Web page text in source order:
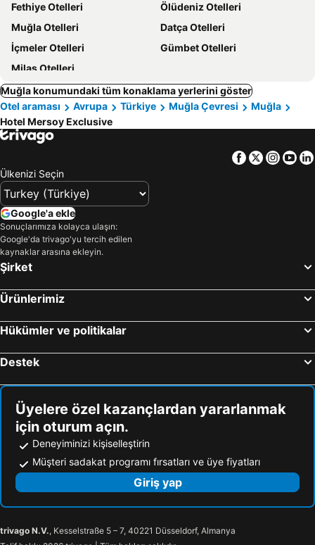
Fethiye Otelleri
Ölüdeniz Otelleri
Muğla Otelleri
Datça Otelleri
İçmeler Otelleri
Gümbet Otelleri
Milas Otelleri
Muğla konumundaki tüm konaklama yerlerini göster
Otel araması
Avrupa Türkiye Muğla Çevresi
Muğla
Hotel Mersoy Exclusive
Facebook
Twitter
Ülkenizi Seçin
Google'a ekle
Sonuçlarımıza kolayca ulaşın:
Google'da trivago'yu tercih edilen
kaynaklar arasına ekleyin.
Şirket
Ürünlerimiz
Hükümler ve politikalar
Destek
Üyelere özel kazançlardan yararlanmak
için oturum açın.
Deneyiminizi kişiselleştirin
Müşteri sadakat programı fırsatları ve üye fiyatları
Giriş yap
trivago N.V., Kesselstraße 5 – 7, 40221 Düsseldorf, Almanya